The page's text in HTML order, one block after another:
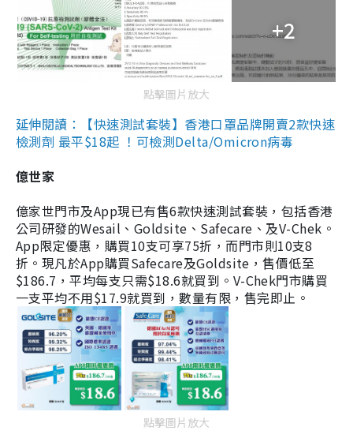
+2
點擊圖片放大
延伸閱讀：【快速測試套裝】香港口罩品牌開賣2款快速
檢測劑 最平$18起 ！可檢測Delta/Omicron病毒
億世家
億家世門市及App現已有售6款快速測試套裝，包括香港
公司研發的Wesail、Goldsite、Safecare、及V-Chek。
App限定優惠，購買10支可享75折，而門市則10支8
折。現凡於App購買Safecare及Goldsite，售價低至
$186.7，平均每支只需$18.6就買到。V-Chek門市購買
一支平均不用$17.9就買到，數量有限，售完即止。
點擊圖片放大